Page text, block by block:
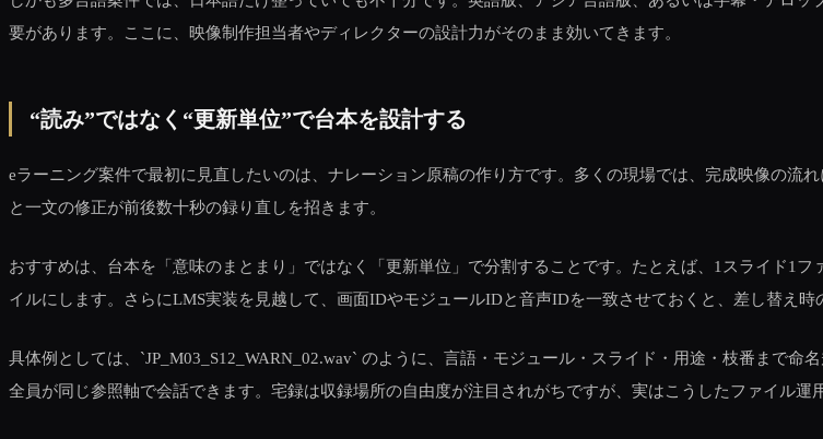
要があります。ここに、映像制作担当者やディレクターの設計力がそのまま効いてきます。
“読み”ではなく“更新単位”で台本を設計する
eラーニング案件で最初に見直したいのは、ナレーション原稿の作り方です。多くの現場では、完成映像の流
と一文の修正が前後数十秒の録り直しを招きます。
おすすめは、台本を「意味のまとまり」ではなく「更新単位」で分割することです。たとえば、1スライド1
イルにします。さらにLMS実装を見越して、画面IDやモジュールIDと音声IDを一致させておくと、差し替え時
具体例としては、`JP_M03_S12_WARN_02.wav` のように、言語・モジュール・スライド・用途・枝番まで
全員が同じ参照軸で会話できます。宅録は収録場所の自由度が注目されがちですが、実はこうしたファイル運